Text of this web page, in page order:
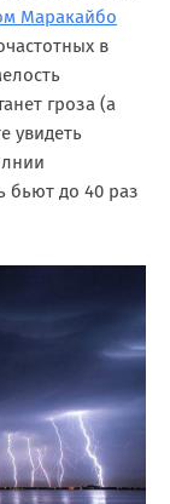
Маракайбо
в
гроза (а
увидеть
бьют до 40 раз